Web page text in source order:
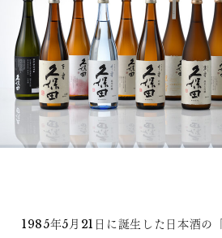
1985年5月21日に誕生した日本酒の